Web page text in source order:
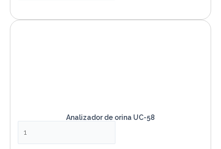
Analizador de orina UC-58